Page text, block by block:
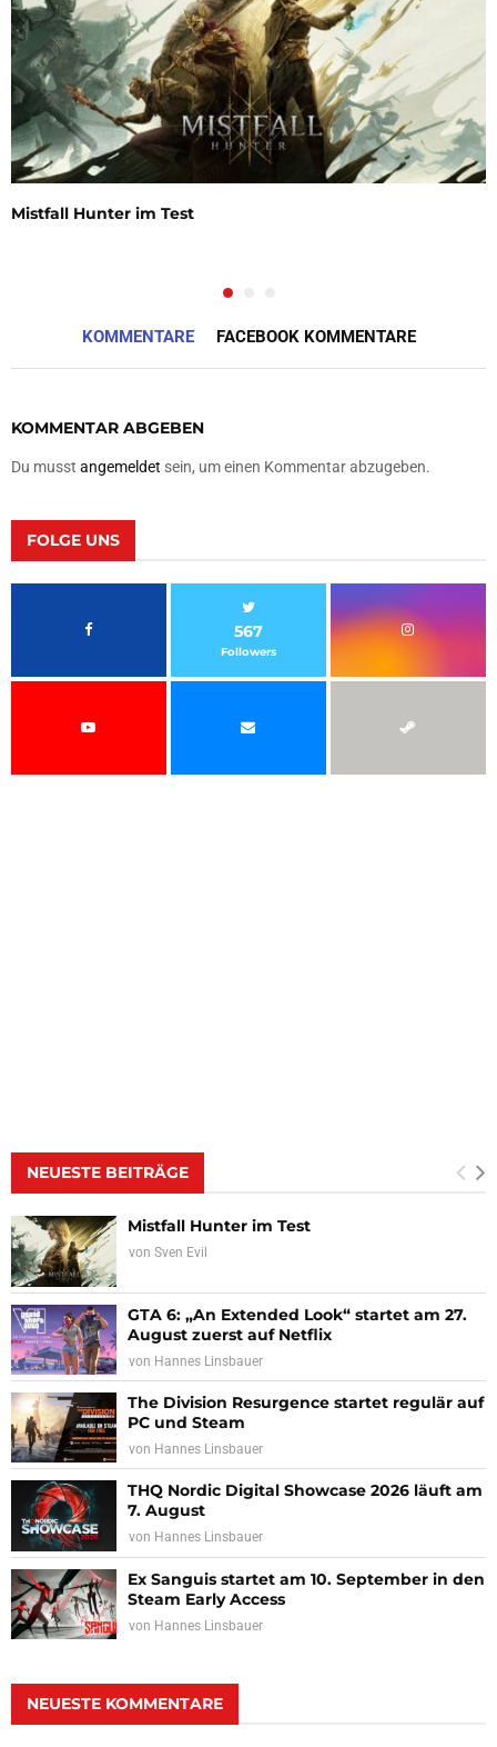
Mistfall Hunter im Test
KOMMENTARE FACEBOOK KOMMENTARE
KOMMENTAR ABGEBEN
Du musst angemeldet sein, um einen Kommentar abzugeben.
FOLGE UNS
567
Followers
NEUESTE BEITRÄGE
Mistfall Hunter im Test
von Sven Evil
GTA 6: „An Extended Look“ startet am 27.
August zuerst auf Netflix
von Hannes Linsbauer
The Division Resurgence startet regulär auf
PC und Steam
von Hannes Linsbauer
THQ Nordic Digital Showcase 2026 läuft am
7. August
von Hannes Linsbauer
Ex Sanguis startet am 10. September in den
Steam Early Access
von Hannes Linsbauer
NEUESTE KOMMENTARE